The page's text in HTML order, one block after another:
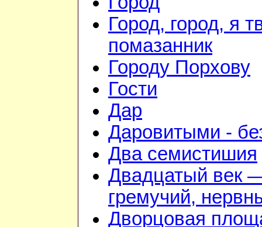
Город, город, я
помазанник
Городу Порхову
Гости
Дар
Даровитыми -
Два семистишия
Двадцатый век
гремучий,
Дворцовая